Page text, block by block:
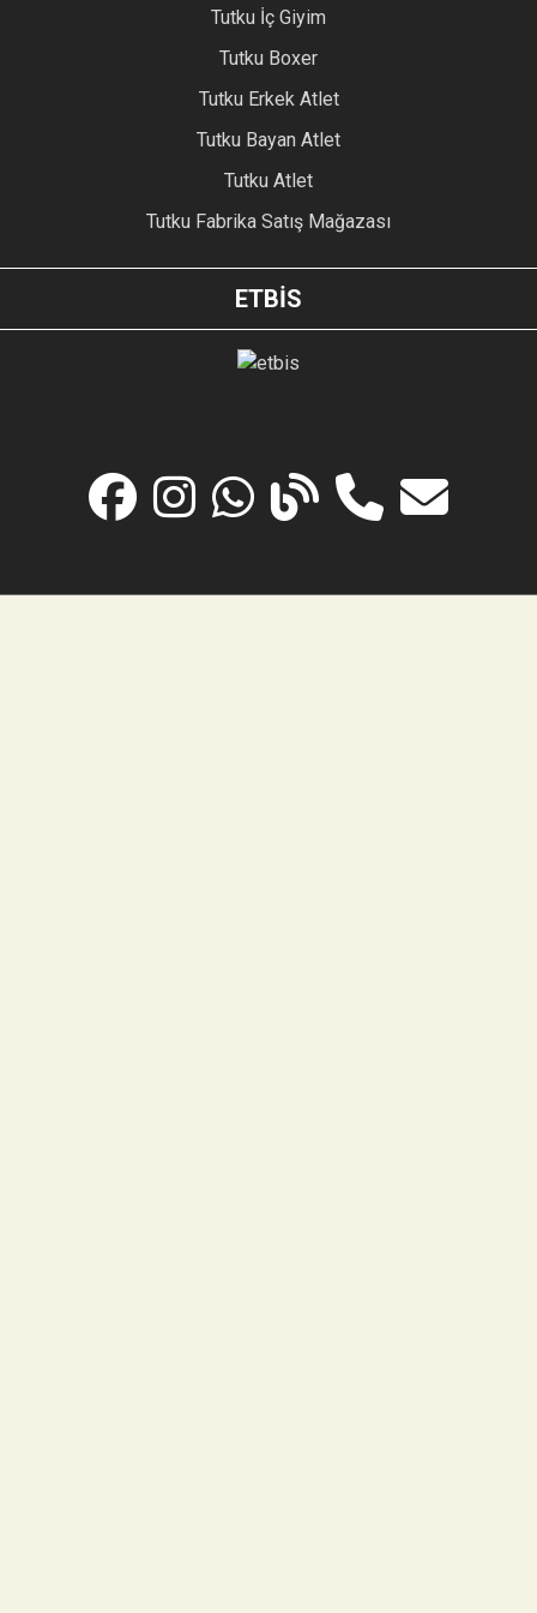
Tutku İç Giyim
Tutku Boxer
Tutku Erkek Atlet
Tutku Bayan Atlet
Tutku Atlet
Tutku Fabrika Satış Mağazası
ETBİS